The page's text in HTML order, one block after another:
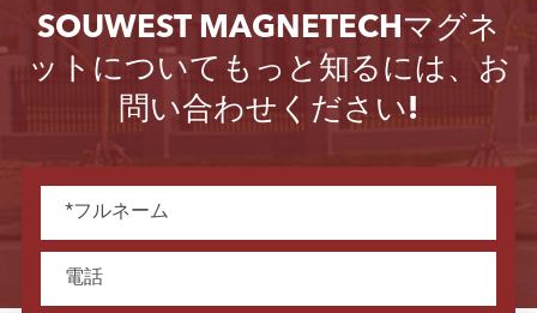
SOUWEST MAGNETECHマグネ
ットについてもっと知るには、お
問い合わせください!